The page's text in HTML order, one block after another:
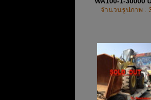
จำนวนรูปภาพ :